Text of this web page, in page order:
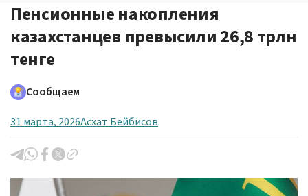
Пенсионные накопления
казахстанцев превысили 26,8 трлн
тенге
Сообщаем
31 марта, 2026Асхат Бейбисов